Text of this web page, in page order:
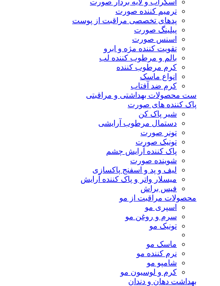
اسکراب و لایه بردار صورت
ترمیم کننده صورت
پدهای تخصصی مراقبت از پوست
پیلینگ صورت
اسنس صورت
تقویت کننده مژه و ابرو
بالم و مرطوب کننده لب
کرم مرطوب کننده
انواع ماسک
کرم ضد آفتاب
ست محصولات بهداشتی و مراقبتی
پاک کننده های صورت
شیر پاک کن
دستمال مرطوب آرایشی
تونر صورت
تونیک صورت
پاک کننده آرایش چشم
شوینده صورت
لیف و پد و اسفنج پاکسازی
میسلار واتر و پاک کننده آرایش
فیس براش
محصولات مراقبت از مو
اسپری مو
سرم و روغن مو
تونیک مو
ماسک مو
نرم کننده مو
شامپو مو
کرم و لوسیون مو
بهداشت دهان و دندان